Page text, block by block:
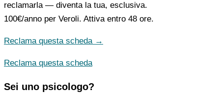
reclamarla — diventa la tua, esclusiva.
100€/anno per Veroli. Attiva entro 48 ore.
Reclama questa scheda →
Reclama questa scheda
Sei uno psicologo?